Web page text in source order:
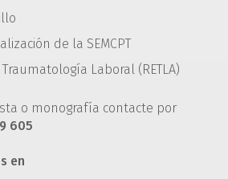
de la SEMCPT
Laboral (RETLA)
o monografía contacte por
605
en